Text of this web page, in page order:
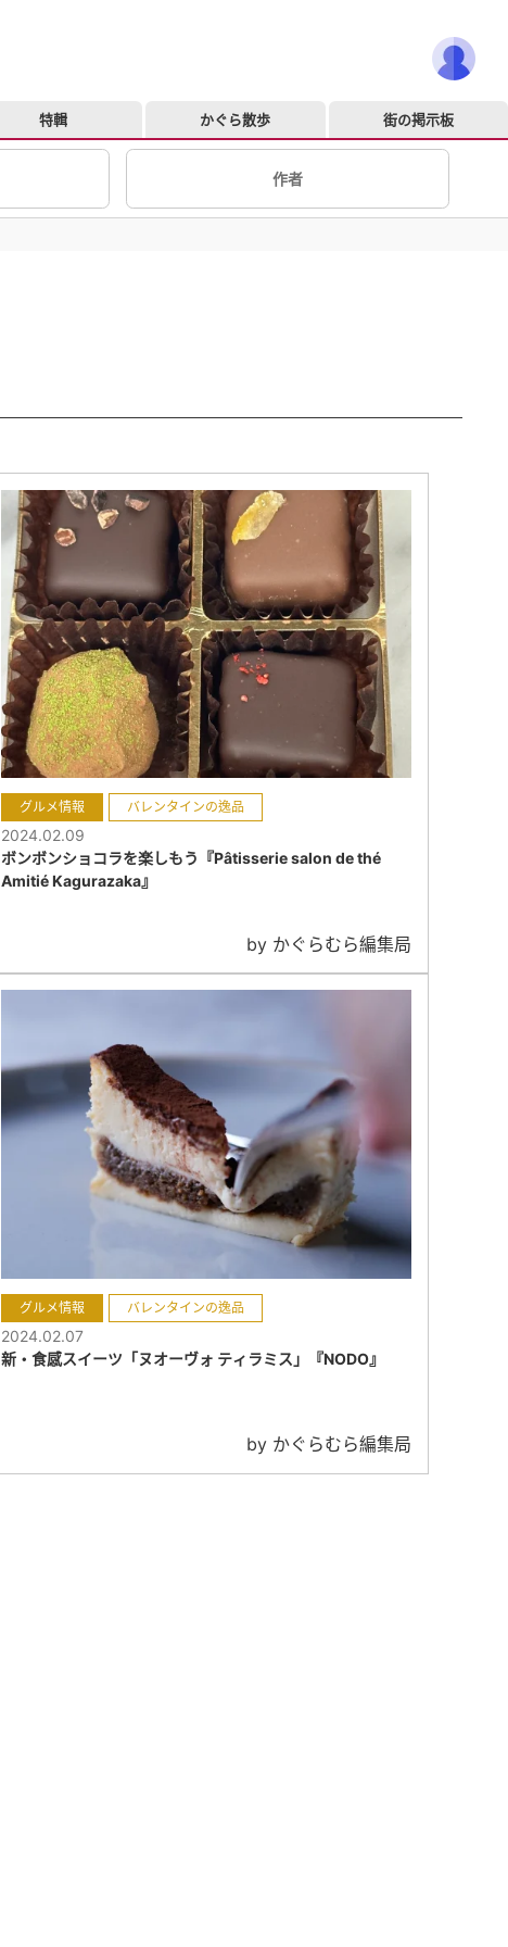
特輯 かぐら散歩 街の掲示板
作者
グルメ情報 バレンタインの逸品
2024.02.09
ボンボンショコラを楽しもう『Pâtisserie salon de thé
Amitié Kagurazaka』
by かぐらむら編集局
グルメ情報 バレンタインの逸品
2024.02.07
新・食感スイーツ「ヌオーヴォ ティラミス」『NODO』
by かぐらむら編集局